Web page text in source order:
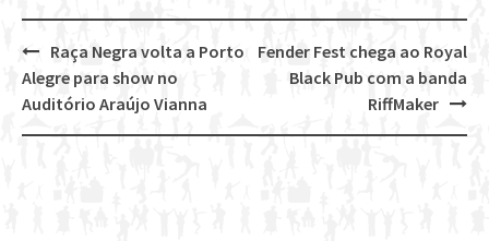
Post
navigation
Fender Fest chega ao Royal
Black Pub com a banda
RiffMaker
Raça Negra volta a Porto
Alegre para show no
Auditório Araújo Vianna